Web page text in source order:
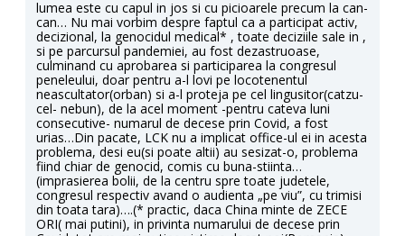
lumea este cu capul in jos si cu picioarele precum la can-
can… Nu mai vorbim despre faptul ca a participat activ,
decizional, la genocidul medical* , toate deciziile sale in ,
si pe parcursul pandemiei, au fost dezastruoase,
culminand cu aprobarea si participarea la congresul
peneleului, doar pentru a-l lovi pe locotenentul
neascultator(orban) si a-l proteja pe cel lingusitor(catzu-
cel- nebun), de la acel moment -pentru cateva luni
consecutive- numarul de decese prin Covid, a fost
urias…Din pacate, LCK nu a implicat office-ul ei in acesta
problema, desi eu(si poate altii) au sesizat-o, problema
fiind chiar de genocid, comis cu buna-stiinta…
(imprasierea bolii, de la centru spre toate judetele,
congresul respectiv avand o audienta „pe viu”, cu trimisi
din toata tara)….(* practic, daca China minte de ZECE
ORI( mai putini), in privinta numarului de decese prin